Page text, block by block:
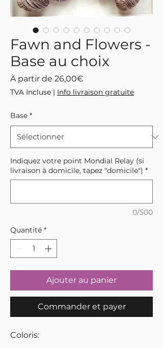
Fawn and Flowers -
Base au choix
À partir de 26,00€
promotionnel
TVA Incluse | Info livraison gratuite
Base *
Indiquez votre point Mondial Relay (si
livraison à domicile, tapez "domicile") *
0/500
Quantité *
Ajouter au panier
Commander et payer
Coloris: